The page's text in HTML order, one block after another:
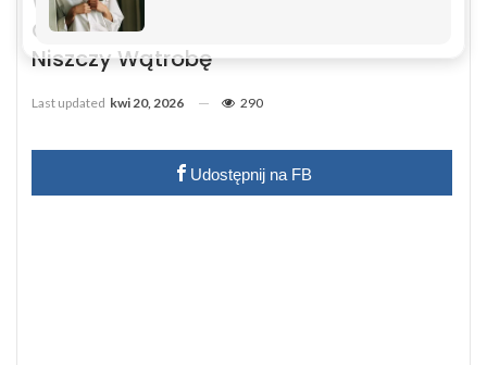
Garściami. Ta Popularna Przyprawa
Niszczy Wątrobę
Last updated kwi 20, 2026 290
Udostępnij na FB